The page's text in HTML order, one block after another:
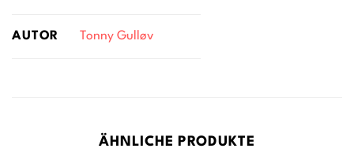
AUTOR Tonny Gulløv
ÄHNLICHE PRODUKTE